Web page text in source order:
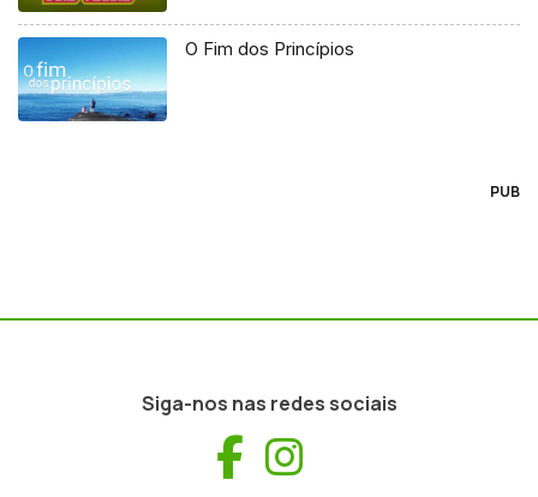
O Fim dos Princípios
PUB
Siga-nos nas redes sociais
Facebook